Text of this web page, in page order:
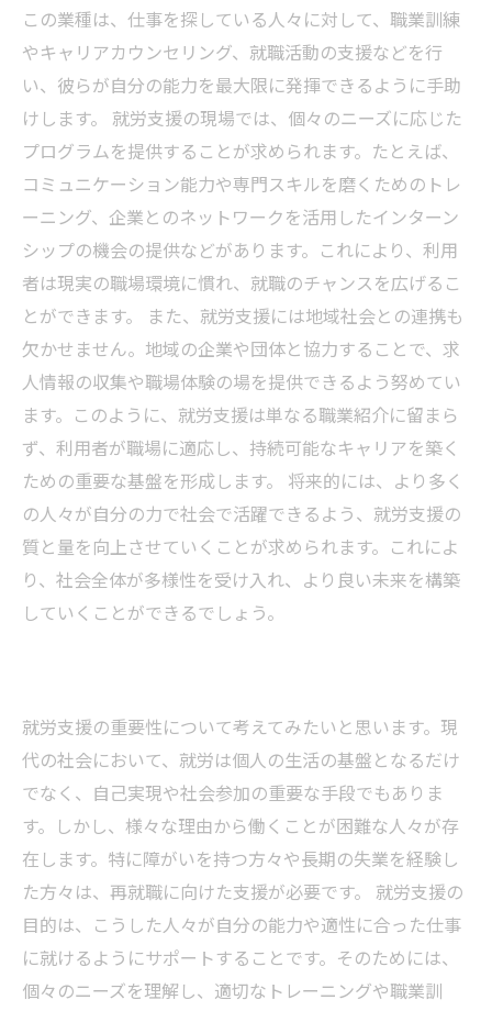
この業種は、仕事を探している人々に対して、職業訓練
やキャリアカウンセリング、就職活動の支援などを行
い、彼らが自分の能力を最大限に発揮できるように手助
けします。 就労支援の現場では、個々のニーズに応じた
プログラムを提供することが求められます。たとえば、
コミュニケーション能力や専門スキルを磨くためのトレ
ーニング、企業とのネットワークを活用したインターン
シップの機会の提供などがあります。これにより、利用
者は現実の職場環境に慣れ、就職のチャンスを広げるこ
とができます。 また、就労支援には地域社会との連携も
欠かせません。地域の企業や団体と協力することで、求
人情報の収集や職場体験の場を提供できるよう努めてい
ます。このように、就労支援は単なる職業紹介に留まら
ず、利用者が職場に適応し、持続可能なキャリアを築く
ための重要な基盤を形成します。 将来的には、より多く
の人々が自分の力で社会で活躍できるよう、就労支援の
質と量を向上させていくことが求められます。これによ
り、社会全体が多様性を受け入れ、より良い未来を構築
していくことができるでしょう。
就労支援の重要性について考えてみたいと思います。現
代の社会において、就労は個人の生活の基盤となるだけ
でなく、自己実現や社会参加の重要な手段でもありま
す。しかし、様々な理由から働くことが困難な人々が存
在します。特に障がいを持つ方々や長期の失業を経験し
た方々は、再就職に向けた支援が必要です。 就労支援の
目的は、こうした人々が自分の能力や適性に合った仕事
に就けるようにサポートすることです。そのためには、
個々のニーズを理解し、適切なトレーニングや職業訓